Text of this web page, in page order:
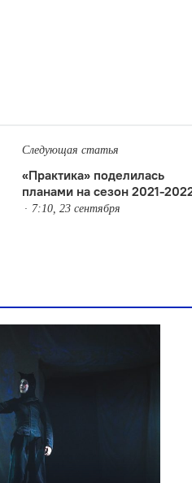
Следующая статья
«Практика» поделилась
планами на сезон 2021-
7:10, 23 сентября